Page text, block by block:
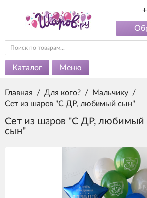
Каталог Меню
Главная / Для кого? / Мальчику /
Сет из шаров "С ДР, любимый сын"
Сет из шаров "С ДР, любимый
сын"